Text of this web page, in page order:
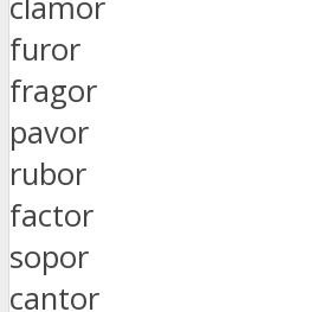
furor
fragor
pavor
rubor
factor
sopor
cantor